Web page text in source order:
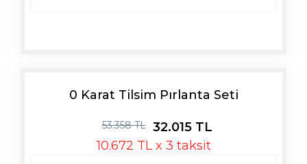
0 Karat Tilsim Pırlanta Seti
53.358 TL 32.015 TL
10.672 TL x 3 taksit